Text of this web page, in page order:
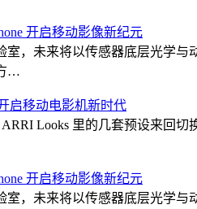
开启移动影像新纪元
，未来将以传感器底层光学
…
启移动电影机新时代
Looks 里的几套预设来回
开启移动影像新纪元
，未来将以传感器底层光学